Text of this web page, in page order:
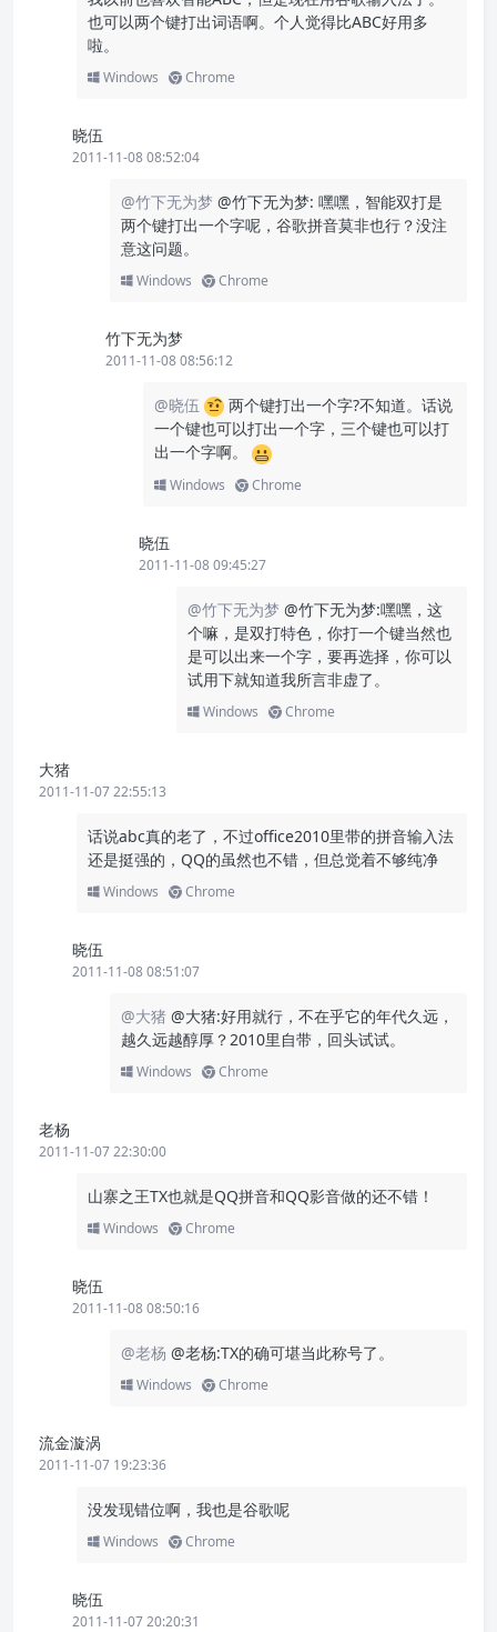
也可以两个键打出词语啊。个人觉得比ABC好用多
啦。
Windows Chrome
晓伍
2011-11-08 08:52:04
@竹下无为梦 @竹下无为梦: 嘿嘿，智能双打是
两个键打出一个字呢，谷歌拼音莫非也行？没注
意这问题。
Windows Chrome
竹下无为梦
2011-11-08 08:56:12
@晓伍
两个键打出一个字?不知道。话说
一个键也可以打出一个字，三个键也可以打
出一个字啊。
Windows Chrome
晓伍
2011-11-08 09:45:27
@竹下无为梦 @竹下无为梦:嘿嘿，这
个嘛，是双打特色，你打一个键当然也
是可以出来一个字，要再选择，你可以
试用下就知道我所言非虚了。
Windows Chrome
大猪
2011-11-07 22:55:13
话说abc真的老了，不过office2010里带的拼音输入法
还是挺强的，QQ的虽然也不错，但总觉着不够纯净
Windows Chrome
晓伍
2011-11-08 08:51:07
@大猪 @大猪:好用就行，不在乎它的年代久远，
越久远越醇厚？2010里自带，回头试试。
Windows Chrome
老杨
2011-11-07 22:30:00
山寨之王TX也就是QQ拼音和QQ影音做的还不错！
Windows Chrome
晓伍
2011-11-08 08:50:16
@老杨 @老杨:TX的确可堪当此称号了。
Windows Chrome
流金漩涡
2011-11-07 19:23:36
没发现错位啊，我也是谷歌呢
Windows Chrome
晓伍
2011-11-07 20:20:31